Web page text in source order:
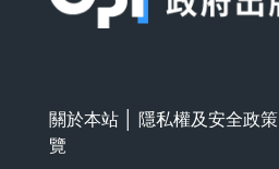
關於本站 隱私權及安全政策
覽